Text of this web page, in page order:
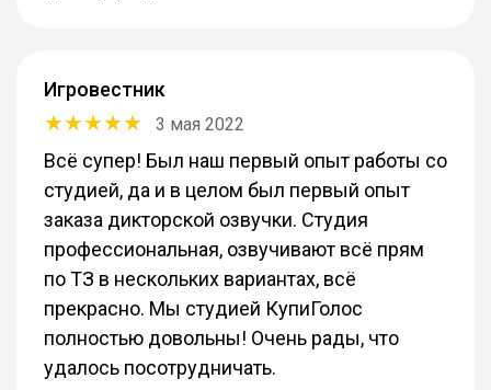
Игровестник
3 мая 2022
Всё супер! Был наш первый опыт работы со
студией, да и в целом был первый опыт
заказа дикторской озвучки. Студия
профессиональная, озвучивают всё прям
по ТЗ в нескольких вариантах, всё
прекрасно. Мы студией КупиГолос
полностью довольны! Очень рады, что
удалось посотрудничать.